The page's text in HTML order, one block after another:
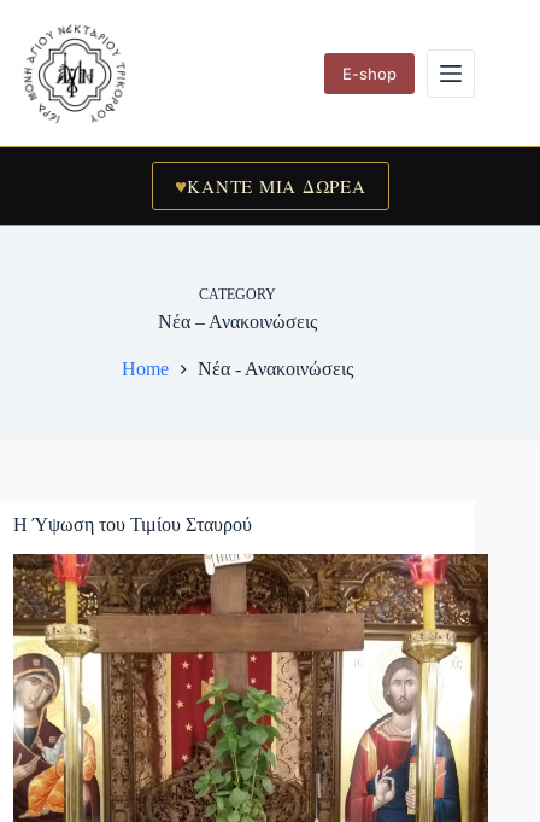
content
E-shop
♥ΚΑΝΤΕ ΜΙΑ ΔΩΡΕΑ
CATEGORY
Νέα – Ανακοινώσεις
Home Νέα - Ανακοινώσεις
Η Ύψωση του Τιμίου Σταυρού